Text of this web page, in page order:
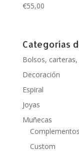
€55,00
Categorías
Bolsos,
Decoración
Espiral
Joyas
Muñecas
Complementos
Custom